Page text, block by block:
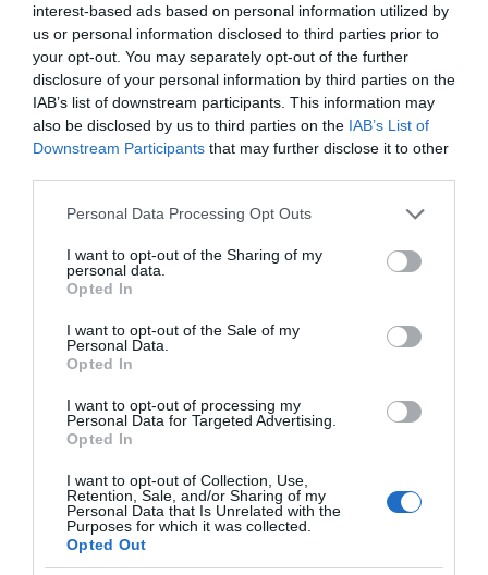
interest-based ads based on personal information utilized by
us or personal information disclosed to third parties prior to
your opt-out. You may separately opt-out of the further
disclosure of your personal information by third parties on the
IAB’s list of downstream participants. This information may
also be disclosed by us to third parties on the IAB’s List of
Downstream Participants that may further disclose it to other
Please note that this website/app uses one or more Google
not limited to your visit or usage behaviour. You may click to
grant or deny consent to Google and its third-party tags to
use your data for below specified purposes in below Google
consent section.
Personal Data Processing Opt Outs
I want to opt-out of the Sharing of my
personal data.
Opted In
I want to opt-out of the Sale of my
Personal Data.
Opted In
I want to opt-out of processing my
Personal Data for Targeted Advertising.
Opted In
I want to opt-out of Collection, Use,
Retention, Sale, and/or Sharing of my
Personal Data that Is Unrelated with the
Purposes for which it was collected.
Opted Out
Ο καιρός των
επομένων ημερών:
Κανονικός Αύγουστος
με δυνατούς βοριάδες
και σταδιακή άνοδο
της θερμοκρασίας
Κοινοποιήστε:
LinkedIn
Tags:FIFA WORLD CUP,MUDIAL ΑΘΛΗΤΙΚΑ,
ΜΟΥΝΤΙΑΛ